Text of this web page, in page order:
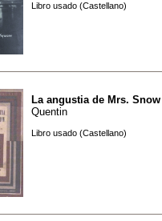
Libro usado (Castellano)
La angustia de Mrs. Snow
Quentin
Libro usado (Castellano)